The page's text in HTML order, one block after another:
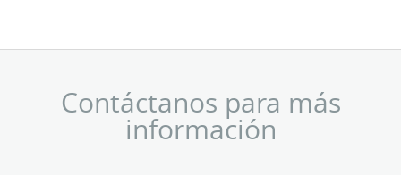
Contáctanos para más
información